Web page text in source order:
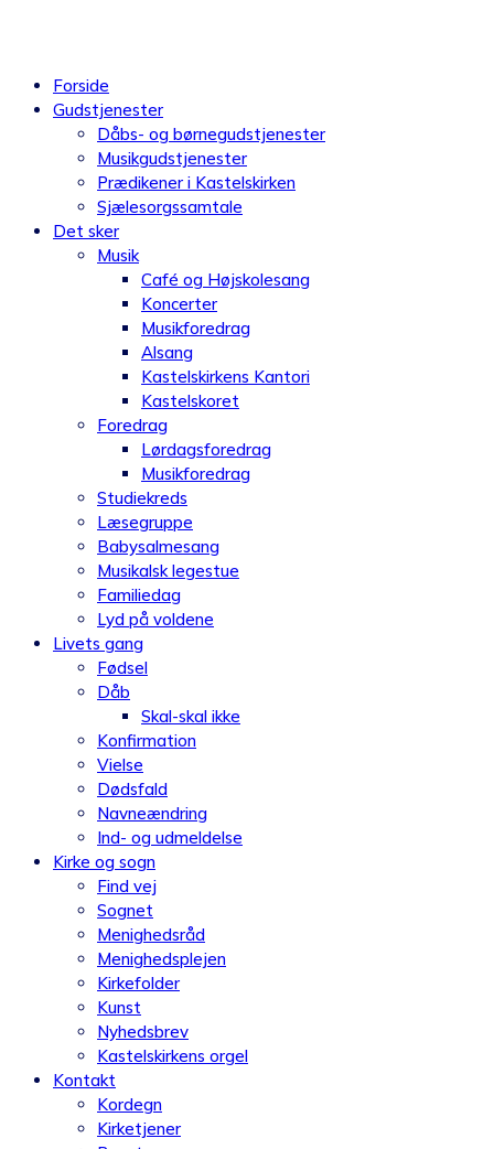
Forside
Gudstjenester
Dåbs- og børnegudstjenester
Musikgudstjenester
Prædikener i Kastelskirken
Sjælesorgssamtale
Det sker
Musik
Café og Højskolesang
Koncerter
Musikforedrag
Alsang
Kastelskirkens Kantori
Kastelskoret
Foredrag
Lørdagsforedrag
Musikforedrag
Studiekreds
Læsegruppe
Babysalmesang
Musikalsk legestue
Familiedag
Lyd på voldene
Livets gang
Fødsel
Dåb
Skal-skal ikke
Konfirmation
Vielse
Dødsfald
Navneændring
Ind- og udmeldelse
Kirke og sogn
Find vej
Sognet
Menighedsråd
Menighedsplejen
Kirkefolder
Kunst
Nyhedsbrev
Kastelskirkens orgel
Kontakt
Kordegn
Kirketjener